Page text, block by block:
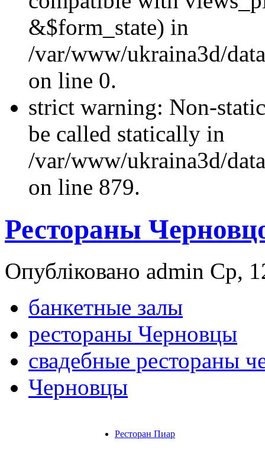
&$form_state) in
/var/www/ukraina3d/
on line 0.
strict warning: Non-
be called statically in
/var/www/ukraina3d/
on line 879.
Рестораны
Опубліковано admin Ср,
банкетные залы
рестораны Черновцы
свадебные рестораны
Черновцы
Ресторан Пиар